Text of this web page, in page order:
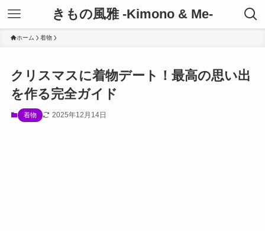
きもの風雅 -Kimono & Me-
ホーム 着物
クリスマスに着物デート！最高の思い出
を作る完全ガイド
着物 2025年12月14日